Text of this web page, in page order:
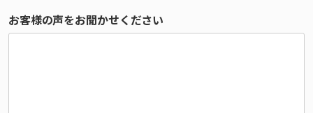
お客様の声をお聞かせください